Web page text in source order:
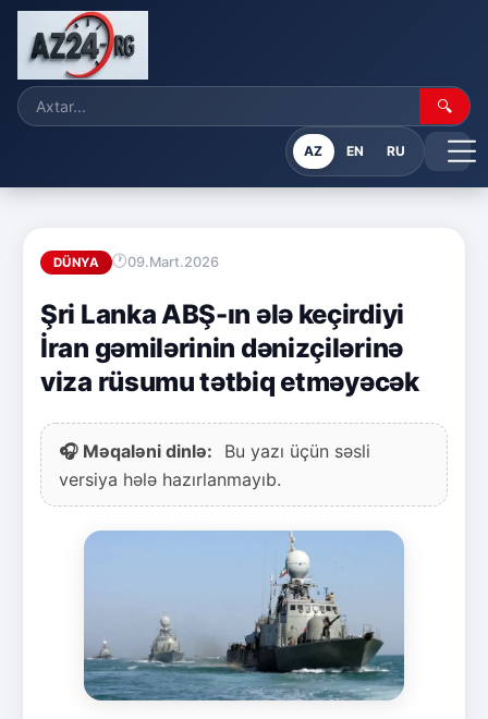
🔍
AZ EN RU
DÜNYA 09.Mart.2026
Şri Lanka ABŞ-ın ələ keçirdiyi
İran gəmilərinin dənizçilərinə
viza rüsumu tətbiq etməyəcək
🎧 Məqaləni dinlə:
Bu yazı üçün səsli
versiya hələ hazırlanmayıb.